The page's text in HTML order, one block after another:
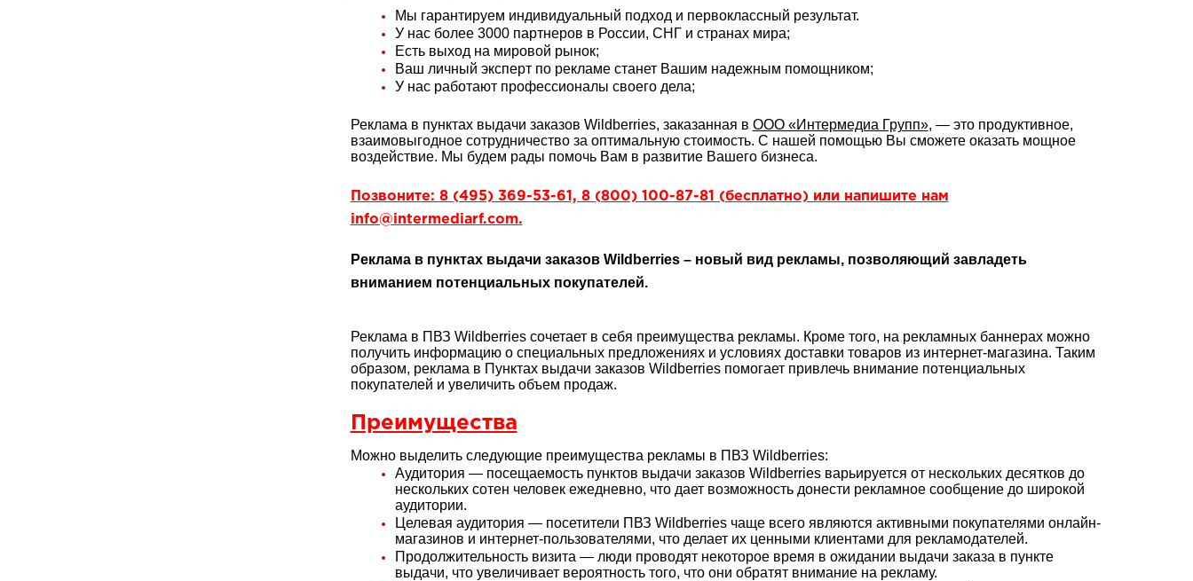
Мы гарантируем индивидуальный подход и первоклассный результат.
У нас более 3000 партнеров в России, СНГ и странах мира;
Есть выход на мировой рынок;
Ваш личный эксперт по рекламе станет Вашим надежным помощником;
У нас работают профессионалы своего дела;
Реклама в пунктах выдачи заказов Wildberries, заказанная в ООО «Интермедиа Групп», — это продуктивное,
взаимовыгодное сотрудничество за оптимальную стоимость. С нашей помощью Вы сможете оказать мощное
воздействие. Мы будем рады помочь Вам в развитие Вашего бизнеса.
Позвоните: 8 (495) 369-53-61, 8 (800) 100-87-81 (бесплатно) или напишите нам
info@intermediarf.com.
Реклама в пунктах выдачи заказов Wildberries – новый вид рекламы, позволяющий завладеть
вниманием потенциальных покупателей.
Реклама в ПВЗ Wildberries сочетает в себя преимущества рекламы. Кроме того, на рекламных баннерах можно
получить информацию о специальных предложениях и условиях доставки товаров из интернет-магазина. Таким
образом, реклама в Пунктах выдачи заказов Wildberries помогает привлечь внимание потенциальных
покупателей и увеличить объем продаж.
Преимущества
Можно выделить следующие преимущества рекламы в ПВЗ Wildberries:
Аудитория — посещаемость пунктов выдачи заказов Wildberries варьируется от нескольких десятков до
нескольких сотен человек ежедневно, что дает возможность донести рекламное сообщение до широкой
аудитории.
Целевая аудитория — посетители ПВЗ Wildberries чаще всего являются активными покупателями онлайн-
магазинов и интернет-пользователями, что делает их ценными клиентами для рекламодателей.
Продолжительность визита — люди проводят некоторое время в ожидании выдачи заказа в пункте
выдачи, что увеличивает вероятность того, что они обратят внимание на рекламу.